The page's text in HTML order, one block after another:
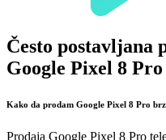
Često postavljana
Google Pixel 8 Pro
Kako da prodam Google Pixel 8 Pro
Prodaja Google Pixel 8 Pro